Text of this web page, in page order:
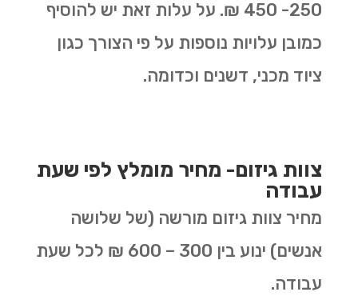
250- 450 ₪. על עלות זאת יש להוסיף
כמובן עלויות נוספות על פי הצורך כגון
ציוד מכני, דשנים וכדומה.
צוות גיזום- מחיר מומלץ לפי שעת
עבודה
מחיר צוות גיזום מורשה (של שלושה
אנשים) ינוע בין 300 – 600 ₪ לכל שעת
עבודה.